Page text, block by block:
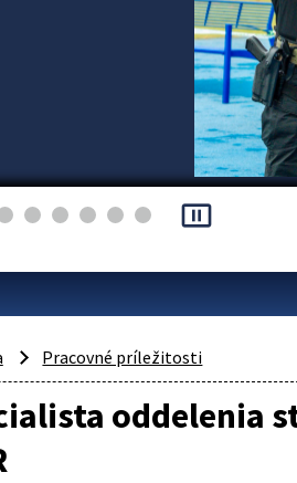
pause_presentation
Pracovné príležitosti
oddelenia